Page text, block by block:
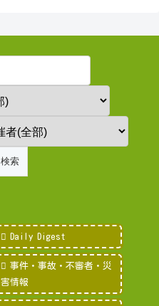
Daily Digest
事件・事故・不審者・災
害情報